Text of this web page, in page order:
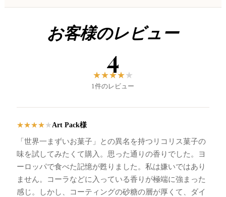
お客様のレビュー
4
★★★★★
1件のレビュー
★★★★ ★ Art Pack様
「世界一まずいお菓子」との異名を持つリコリス菓子の
味を試してみたくて購入。思った通りの香りでした。ヨ
ーロッパで食べた記憶が甦りました。私は嫌いではあり
ません。コーラなどに入っている香りが極端に強まった
感じ。しかし、コーティングの砂糖の層が厚くて、ダイ